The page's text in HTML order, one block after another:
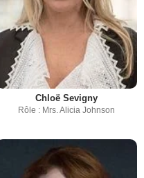
Chloë Sevigny
Rôle : Mrs. Alicia Johnson